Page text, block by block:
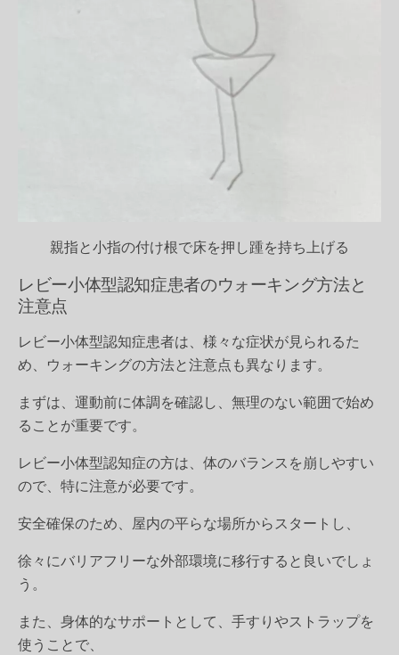
親指と小指の付け根で床を押し踵を持ち上げる
レビー小体型認知症患者のウォーキング方法と
注意点
レビー小体型認知症患者は、様々な症状が見られるた
め、ウォーキングの方法と注意点も異なります。
まずは、運動前に体調を確認し、無理のない範囲で始め
ることが重要です。
レビー小体型認知症の方は、体のバランスを崩しやすい
ので、特に注意が必要です。
安全確保のため、屋内の平らな場所からスタートし、
徐々にバリアフリーな外部環境に移行すると良いでしょ
う。
また、身体的なサポートとして、手すりやストラップを
使うことで、